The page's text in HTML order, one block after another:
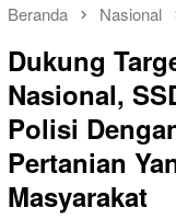
Beranda Nasional
Dukung
Nasional,
Polisi
Pertanian
Masyarakat